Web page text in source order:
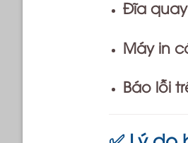
Đĩa
Máy in
Báo lỗi